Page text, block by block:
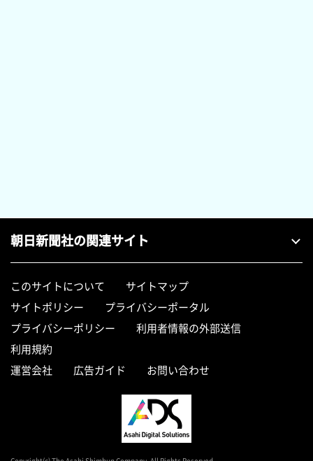
朝日新聞社の関連サイト
このサイトについて
サイトマップ
サイトポリシー
プライバシーポータル
プライバシーポリシー
利用者情報の外部送信
利用規約
運営会社
広告ガイド お問い合わせ